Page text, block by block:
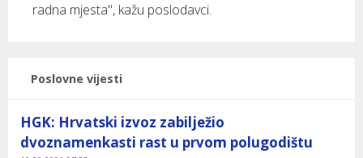
radna mjesta", kažu poslodavci.
Poslovne vijesti
HGK: Hrvatski izvoz zabilježio
dvoznamenkasti rast u prvom polugodištu